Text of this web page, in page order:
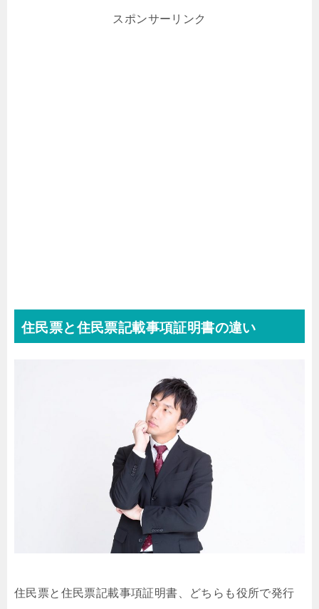
スポンサーリンク
住民票と住民票記載事項証明書の違い
住民票と住民票記載事項証明書、どちらも役所で発行